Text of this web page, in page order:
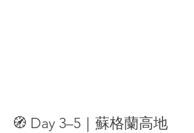
🧭 Day 3–5｜蘇格蘭高地